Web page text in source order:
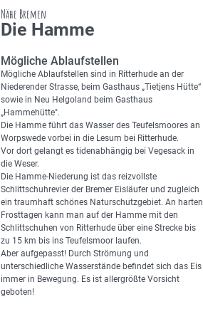
Nähe Bremen
Die Hamme
Mögliche Ablaufstellen
Mögliche Ablaufstellen sind in Ritterhude an der
Niederender Strasse, beim Gasthaus „Tietjens Hütte“
sowie in Neu Helgoland beim Gasthaus
„Hammehütte".
Die Hamme führt das Wasser des Teufelsmoores an
Worpswede vorbei in die Lesum bei Ritterhude.
Vor dort gelangt es tidenabhängig bei Vegesack in
die Weser.
Die Hamme-Niederung ist das reizvollste
Schlittschuhrevier der Bremer Eisläufer und zugleich
ein traumhaft schönes Naturschutzgebiet. An harten
Frosttagen kann man auf der Hamme mit den
Schlittschuhen von Ritterhude über eine Strecke bis
zu 15 km bis ins Teufelsmoor laufen.
Aber aufgepasst! Durch Strömung und
unterschiedliche Wasserstände befindet sich das Eis
immer in Bewegung. Es ist allergrößte Vorsicht
geboten!